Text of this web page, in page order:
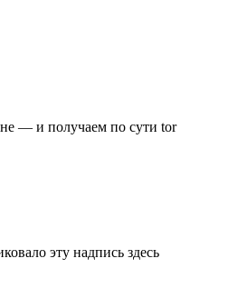
— и получаем по сути tor
эту надпись здесь